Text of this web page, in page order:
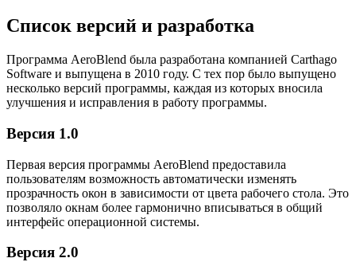
Список версий и разработка
Программа AeroBlend была разработана компанией Carthago
Software и выпущена в 2010 году. С тех пор было выпущено
несколько версий программы, каждая из которых вносила
улучшения и исправления в работу программы.
Версия 1.0
Первая версия программы AeroBlend предоставила
пользователям возможность автоматически изменять
прозрачность окон в зависимости от цвета рабочего стола. Это
позволяло окнам более гармонично вписываться в общий
интерфейс операционной системы.
Версия 2.0